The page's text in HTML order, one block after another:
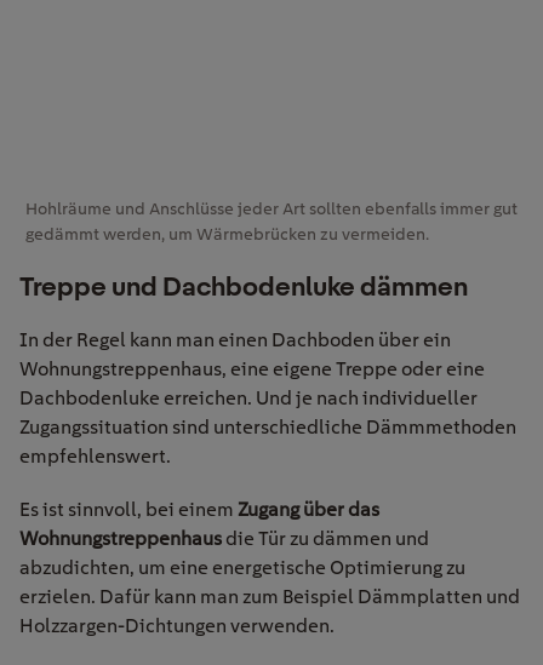
Hohlräume und Anschlüsse jeder Art sollten ebenfalls immer gut
gedämmt werden, um Wärmebrücken zu vermeiden.
Treppe und Dachbodenluke dämmen
In der Regel kann man einen Dachboden über ein
Wohnungstreppenhaus, eine eigene Treppe oder eine
Dachbodenluke erreichen. Und je nach individueller
Zugangssituation sind unterschiedliche Dämmmethoden
empfehlenswert.
Es ist sinnvoll, bei einem Zugang über das
Wohnungstreppenhaus die Tür zu dämmen und
abzudichten, um eine energetische Optimierung zu
erzielen. Dafür kann man zum Beispiel Dämmplatten und
Holzzargen-Dichtungen verwenden.